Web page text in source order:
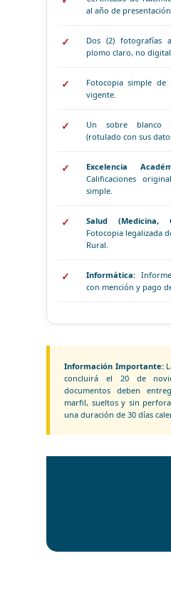
al año de presentación.
Dos (2) fotografías
plomo claro, no
Fotocopia simple
vigente.
Un sobre blanco
(rotulado con sus
Excelencia
Calificaciones
simple.
Salud (Medicina,
Fotocopia legalizada
Rural.
Informática:
con mención y pago
Información Importante:
concluirá el 20 de
documentos deben
marfil, sueltos y sin
una duración de 30 días